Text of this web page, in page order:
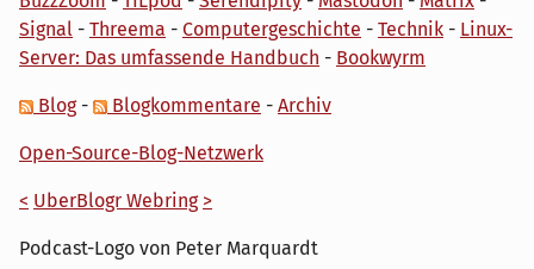
Signal - Threema - Computergeschichte - Technik - Linux-
Server: Das umfassende Handbuch - Bookwyrm
Blog- Blogkommentare - Archiv
Open-Source-Blog-Netzwerk
< UberBlogr Webring >
Podcast-Logo von Peter Marquardt